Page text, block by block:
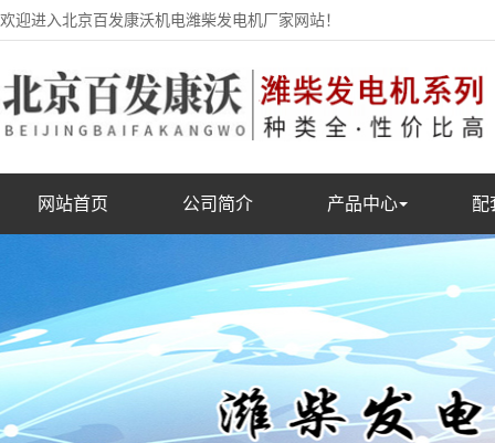
欢迎进入北京百发康沃机电潍柴发电机厂家网站！
网站首页 公司简介 产品中心 配